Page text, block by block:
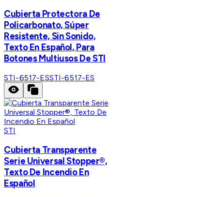
Cubierta Protectora De
Policarbonato, Súper
Resistente, Sin Sonido,
Texto En Español, Para
Botones Multiusos De STI
STI-6517-ESSTI-6517-ES
STI
Cubierta Transparente
Serie Universal Stopper®,
Texto De Incendio En
Español